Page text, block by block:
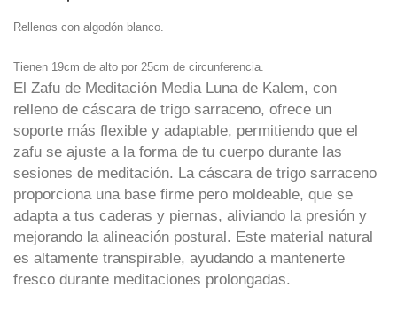
Rellenos con algodón blanco.
Tienen 19cm de alto por 25cm de circunferencia.
El Zafu de Meditación Media Luna de Kalem, con
relleno de cáscara de trigo sarraceno, ofrece un
soporte más flexible y adaptable, permitiendo que el
zafu se ajuste a la forma de tu cuerpo durante las
sesiones de meditación. La cáscara de trigo sarraceno
proporciona una base firme pero moldeable, que se
adapta a tus caderas y piernas, aliviando la presión y
mejorando la alineación postural. Este material natural
es altamente transpirable, ayudando a mantenerte
fresco durante meditaciones prolongadas.